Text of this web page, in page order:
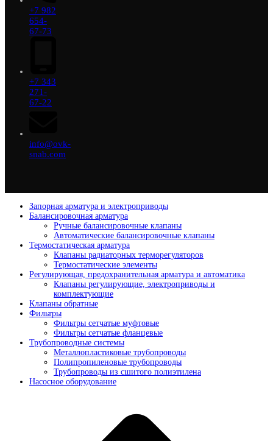
+7 982
654-
67-73
+7 343
271-
67-22
info@ovk-
snab.com
Запорная арматура и электроприводы
Балансировочная арматура
Ручные балансировочные клапаны
Автоматические балансировочные клапаны
Термостатическая арматура
Клапаны радиаторных терморегуляторов
Термостатические элементы
Регулирующая, предохранительная арматура и автоматика
Клапаны регулирующие, электроприводы и
комплектующие
Клапаны обратные
Фильтры
Фильтры сетчатые муфтовые
Фильтры сетчатые фланцевые
Трубопроводные системы
Металлопластиковые трубопроводы
Полипропиленовые трубопроводы
Трубопроводы из сшитого полиэтилена
Насосное оборудование